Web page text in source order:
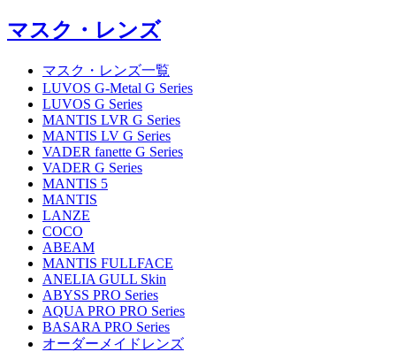
マスク・レンズ
マスク・レンズ一覧
LUVOS G-Metal G Series
LUVOS G Series
MANTIS LVR G Series
MANTIS LV G Series
VADER fanette G Series
VADER G Series
MANTIS 5
MANTIS
LANZE
COCO
ABEAM
MANTIS FULLFACE
ANELIA GULL Skin
ABYSS PRO Series
AQUA PRO PRO Series
BASARA PRO Series
オーダーメイドレンズ